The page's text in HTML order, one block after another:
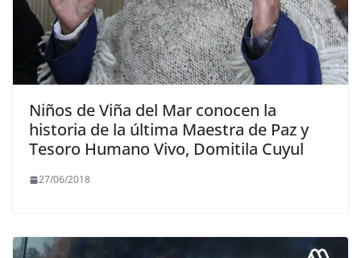
Niños de Viña del Mar conocen la
historia de la última Maestra de Paz y
Tesoro Humano Vivo, Domitila Cuyul
27/06/2018